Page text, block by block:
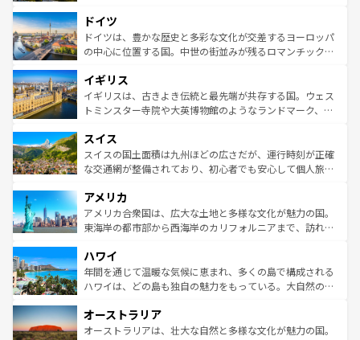
の城塞都市、穏やかなビーチリゾートまで多彩な表情を見
せる。地方によって風土や気候が異なるスペインはその個
性で訪れる人を魅了する。 なお、新着のスペイン情報はコ
で、幅広い魅力が詰まっている。華麗な宮殿、歴史的な大
聖堂、美しいビーチ、そして豊かな自然が、訪れる者を心
から魅了する。また、フランスは美食の国としても知ら
いる。シャンパンの発祥地であるランス、プロヴァンスの
香り高いラベンダー畑など、多彩な楽しみ方が可能だ。さ
らに、パリ以外の地域にも魅力が溢れており、どの街角に
れる地方に足を運ぶとそれぞれで全く異なる文化を体験で
きるだろう。 なお、新着のフランス情報はコンテンツ一覧
を参照してほしい。
ドイツ
ドイツは、豊かな歴史と多彩な文化が交差するヨーロッパ
の中心に位置する国。中世の街並みが残るロマンチック街
顔を持つこの国は、どこを歩いても飽きることがない。ベ
ルリンの文化的活気、バイエルン州のアルプスの絶景、そ
してライン川沿いのワイン畑といった風景は必見。ビール
は、お酒好きな人にはぜひ体験してほしい。 なお、新着の
ドイツ情報はコンテンツ一覧を参照してほしい。
イギリス
イギリスは、古きよき伝統と最先端が共存する国。ウェス
トミンスター寺院や大英博物館のようなランドマーク、歴
リアごとに異なる魅力がある。また、優雅なアフタヌーン
ティー、ビール好きにはたまらない英国パブ、サッカー観
戦など、本場だからこそできる体験も豊富。イギリスを旅
ンツ一覧を参照してほしい。
スイス
スイスの国土面積は九州ほどの広さだが、運行時刻が正確
な交通網が整備されており、初心者でも安心して個人旅行
の建物がそのまま残る町や、スイスならではのユニークな
博物館もあり、アルプス観光だけでなく町歩きも満喫する
ことができる。国民の所得が高いため物価も高いが、旅行
ば市内交通費無料で観光を楽しむこともできる。 なお、新
着のスイス情報はコンテンツ一覧 を参照してほしい。
アメリカ
アメリカ合衆国は、広大な土地と多様な文化が魅力の国。
東海岸の都市部から西海岸のカリフォルニアまで、訪れる
のような巨大都市は、観光、ショッピング、エンターテイ
ンメントが詰まった刺激的なスポットだ。一方、アメリカ
西部には大自然が広がり、グランドキャニオンやイエロー
部のニューオーリンズでは、音楽と美食が融合した独特の
文化が魅力。旅行者はアメリカの各地域で異なる魅力を楽
ハワイ
年間を通じて温暖な気候に恵まれ、多くの島で構成される
ハワイは、どの島も独自の魅力をもっている。大自然の神
ワイ島は見逃せない。また、定番の観光地といえばオアフ
島だが、静かな自然を求めるならマウイ島やカウアイ島が
オーストラリア
オーストラリアは、壮大な自然と多様な文化が魅力の国。